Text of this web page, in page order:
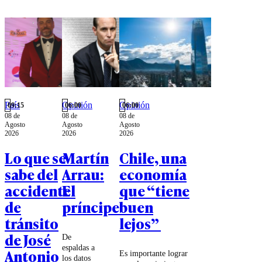
País
09:15
08 de
Agosto
2026
Lo que se
sabe del
accidente
de
tránsito
de José
Antonio
Opinión
06:00
08 de
Agosto
2026
Martín
Arrau:
El
príncipe
De
espaldas a
los datos
Opinión
06:00
08 de
Agosto
2026
Chile, una
economía
que “tiene
buen
lejos”
Es importante lograr